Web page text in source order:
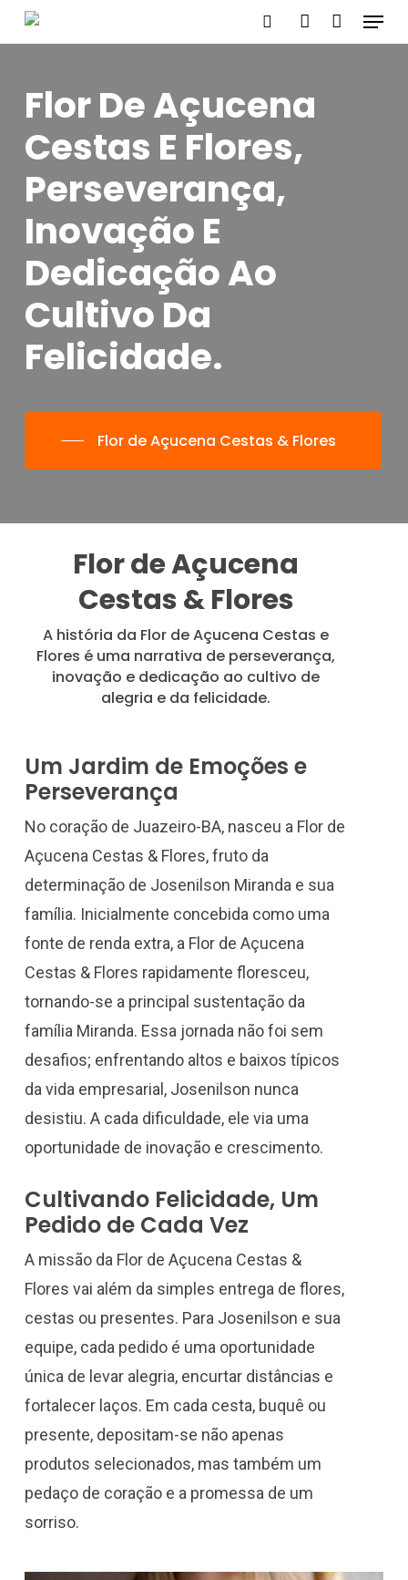
Skip
to
content
searchaccount
Menu
Flor De Açucena
Cestas E Flores,
Perseverança,
Inovação E
Dedicação Ao
Cultivo Da
Felicidade.
Flor de Açucena Cestas & Flores
Flor de Açucena
Cestas & Flores
A história da Flor de Açucena Cestas e
Flores é uma narrativa de perseverança,
inovação e dedicação ao cultivo de
alegria e da felicidade.
Um Jardim de Emoções e
Perseverança
No coração de Juazeiro-BA, nasceu a Flor de
Açucena Cestas & Flores, fruto da
determinação de Josenilson Miranda e sua
família. Inicialmente concebida como uma
fonte de renda extra, a Flor de Açucena
Cestas & Flores rapidamente floresceu,
tornando-se a principal sustentação da
família Miranda. Essa jornada não foi sem
desafios; enfrentando altos e baixos típicos
da vida empresarial, Josenilson nunca
desistiu. A cada dificuldade, ele via uma
oportunidade de inovação e crescimento.
Cultivando Felicidade, Um
Pedido de Cada Vez
A missão da Flor de Açucena Cestas &
Flores vai além da simples entrega de flores,
cestas ou presentes. Para Josenilson e sua
equipe, cada pedido é uma oportunidade
única de levar alegria, encurtar distâncias e
fortalecer laços. Em cada cesta, buquê ou
presente, depositam-se não apenas
produtos selecionados, mas também um
pedaço de coração e a promessa de um
sorriso.